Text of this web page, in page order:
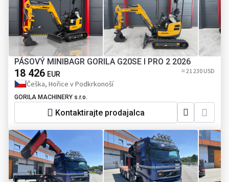
PÁSOVÝ MINIBAGR GORILA G20SE I PRO 2 2026
18 426 EUR ≈ 21 230 USD
Češka, Hořice v Podkrkonoší
GORILA MACHINERY s.r.o.
Kontaktirajte prodajalca